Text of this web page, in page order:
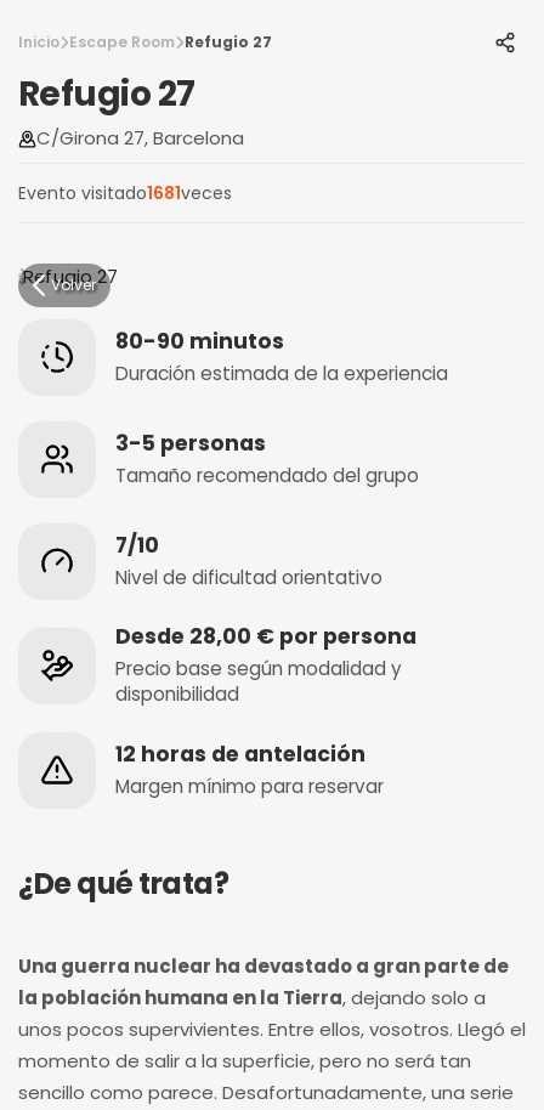
Inicio Escape Room Refugio 27
Refugio 27
C/Girona 27, Barcelona
Evento visitado1681veces
Volver
80-90 minutos
Duración estimada de la experiencia
3-5 personas
Tamaño recomendado del grupo
7/10
Nivel de dificultad orientativo
Desde 28,00 € por persona
Precio base según modalidad y
disponibilidad
12 horas de antelación
Margen mínimo para reservar
¿De qué trata?
Una guerra nuclear ha devastado a gran parte de
la población humana en la Tierra, dejando solo a
unos pocos supervivientes. Entre ellos, vosotros. Llegó el
momento de salir a la superficie, pero no será tan
sencillo como parece. Desafortunadamente, una serie